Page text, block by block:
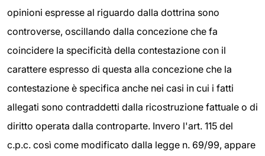
opinioni espresse al riguardo dalla dottrina sono
controverse, oscillando dalla concezione che fa
coincidere la specificità della contestazione con il
carattere espresso di questa alla concezione che la
contestazione è specifica anche nei casi in cui i fatti
allegati sono contraddetti dalla ricostruzione fattuale o di
diritto operata dalla controparte. Invero l'art. 115 del
c.p.c. così come modificato dalla legge n. 69/99, appare